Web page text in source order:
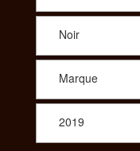
Noir
Marque
2019